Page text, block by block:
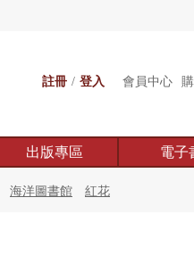
註冊 / 登入 會員中心
出版專區 電子
海洋圖書館 紅花